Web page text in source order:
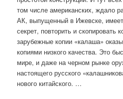
том числе американских, ждало
АК, выпущенный в Ижевске, имеет
секрет, повторить и скопировать
зарубежные копии «калаша»
копиями низкого качества. Это
мире, и даже на черном рынке
настоящего русского
нового китайского. …